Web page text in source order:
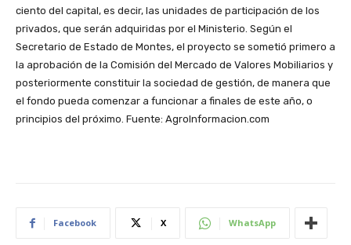
ciento del capital, es decir, las unidades de participación de los
privados, que serán adquiridas por el Ministerio. Según el
Secretario de Estado de Montes, el proyecto se sometió primero a
la aprobación de la Comisión del Mercado de Valores Mobiliarios y
posteriormente constituir la sociedad de gestión, de manera que
el fondo pueda comenzar a funcionar a finales de este año, o
principios del próximo. Fuente: AgroInformacion.com
Facebook X WhatsApp